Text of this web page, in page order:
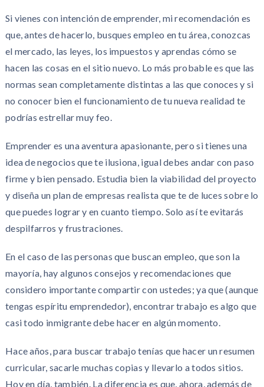
Si vienes con intención de emprender, mi recomendación es
que, antes de hacerlo, busques empleo en tu área, conozcas
el mercado, las leyes, los impuestos y aprendas cómo se
hacen las cosas en el sitio nuevo. Lo más probable es que las
normas sean completamente distintas a las que conoces y si
no conocer bien el funcionamiento de tu nueva realidad te
podrías estrellar muy feo.
Emprender es una aventura apasionante, pero si tienes una
idea de negocios que te ilusiona, igual debes andar con paso
firme y bien pensado. Estudia bien la viabilidad del proyecto
y diseña un plan de empresas realista que te de luces sobre lo
que puedes lograr y en cuanto tiempo. Solo así te evitarás
despilfarros y frustraciones.
En el caso de las personas que buscan empleo, que son la
mayoría, hay algunos consejos y recomendaciones que
considero importante compartir con ustedes; ya que (aunque
tengas espíritu emprendedor), encontrar trabajo es algo que
casi todo inmigrante debe hacer en algún momento.
Hace años, para buscar trabajo tenías que hacer un resumen
curricular, sacarle muchas copias y llevarlo a todos sitios.
Hoy en día, también. La diferencia es que, ahora, además de